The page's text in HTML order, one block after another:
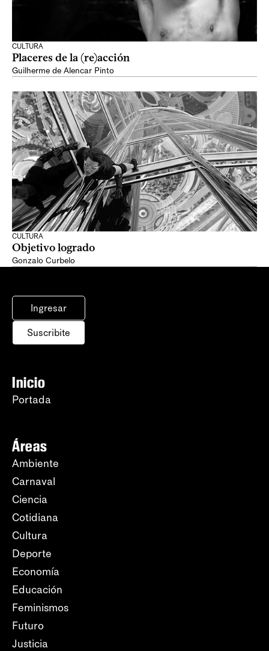
CULTURA
Placeres de la (re)acción
Guilherme de Alencar Pinto
CULTURA
Objetivo logrado
Gonzalo Curbelo
Ingresar
Suscribite
Inicio
Portada
Áreas
Ambiente
Carnaval
Ciencia
Cotidiana
Cultura
Deporte
Economía
Educación
Feminismos
Futuro
Justicia